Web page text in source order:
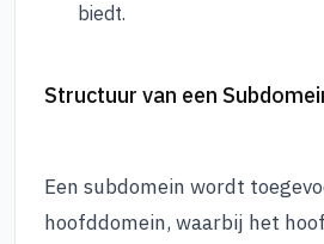
biedt.
Structuur van een
Een subdomein wordt
hoofddomein, waarbij het